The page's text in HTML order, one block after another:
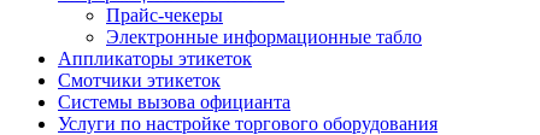
Прайс-чекеры
Электронные информационные табло
Аппликаторы этикеток
Смотчики этикеток
Системы вызова официанта
Услуги по настройке торгового оборудования